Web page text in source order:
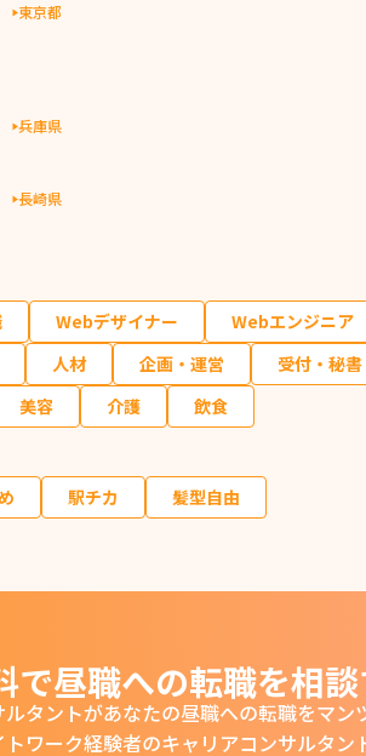
東京都
兵庫県
長崎県
Webデザイナー Webエンジニア
人材 企画・運営 受付・秘書
美容 介護 飲食
駅チカ 髪型自由
で昼職への転職を相談
タントがあなたの昼職への転職をマン
ワーク経験者のキャリアコンサルタン